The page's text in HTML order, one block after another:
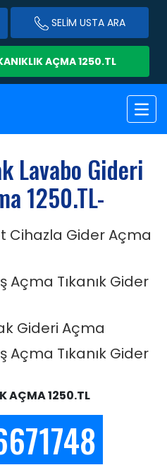
SELİM USTA ARA
AÇMA 1250.TL
Lavabo Gideri
1250.TL-
Cihazla Gider Açma
Tıkanık Gider
Gideri Açma
Tıkanık Gider
AÇMA 1250.TL